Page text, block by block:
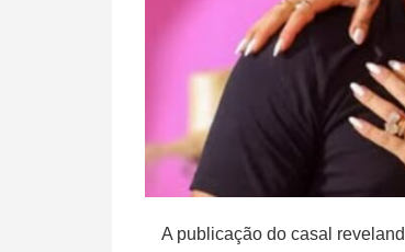
A publicação do casal